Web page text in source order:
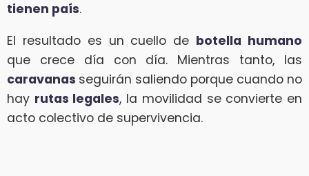
tienen país.
El resultado es un cuello de botella humano
que crece día con día. Mientras tanto, las
caravanas seguirán saliendo porque cuando no
hay rutas legales, la movilidad se convierte en
acto colectivo de supervivencia.